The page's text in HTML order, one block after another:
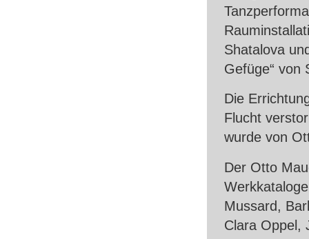
Shatalova
Gefüge“ von
Die
Flucht
wurde von
Der Otto
Mussard,
Clara Oppel,